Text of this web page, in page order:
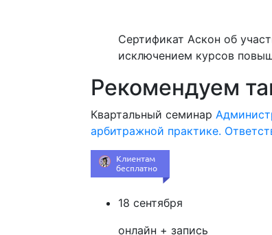
Сертификат Аскон об
исключением курсов
Рекомендуем
Квартальный семинар
арбитражной практике.
18 сентября
онлайн + запись